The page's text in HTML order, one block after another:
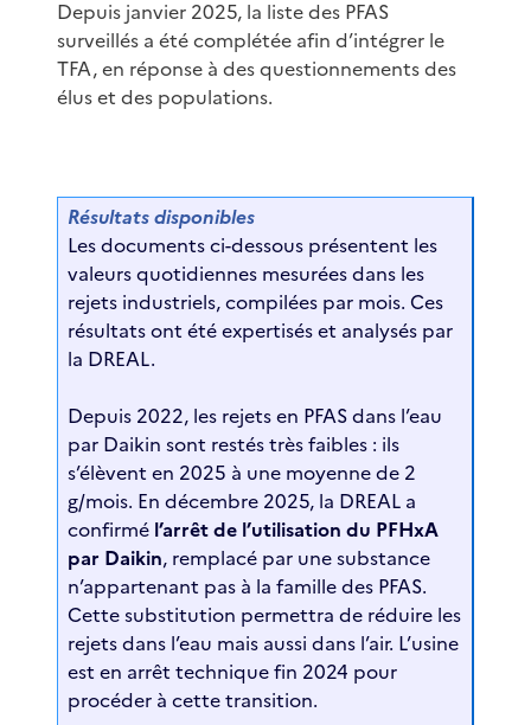
Depuis janvier 2025, la liste des PFAS
surveillés a été complétée afin d’intégrer le
TFA, en réponse à des questionnements des
élus et des populations.
Résultats disponibles
Les documents ci-dessous présentent les
valeurs quotidiennes mesurées dans les
rejets industriels, compilées par mois. Ces
résultats ont été expertisés et analysés par
la DREAL.
Depuis 2022, les rejets en PFAS dans l’eau
par Daikin sont restés très faibles : ils
s’élèvent en 2025 à une moyenne de 2
g/mois. En décembre 2025, la DREAL a
confirmé l’arrêt de l’utilisation du PFHxA
par Daikin, remplacé par une substance
n’appartenant pas à la famille des PFAS.
Cette substitution permettra de réduire les
rejets dans l’eau mais aussi dans l’air. L’usine
est en arrêt technique fin 2024 pour
procéder à cette transition.